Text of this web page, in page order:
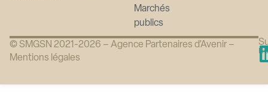
Marchés
publics
© SMGSN 2021-2026 – Agence Partenaires d’Avenir –
Mentions légales